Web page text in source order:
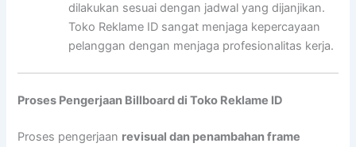
dilakukan sesuai dengan jadwal yang dijanjikan.
Toko Reklame ID sangat menjaga kepercayaan
pelanggan dengan menjaga profesionalitas kerja.
Proses Pengerjaan Billboard di Toko Reklame ID
Proses pengerjaan revisual dan penambahan frame